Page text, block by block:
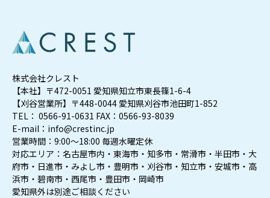
株式会社クレスト
【本社】〒472-0051 愛知県知立市東長篠1-6-4
【刈谷営業所】〒448-0044 愛知県刈谷市池田町1-852
TEL： 0566-91-0631 FAX：0566-93-8039
E-mail：info@crestinc.jp
営業時間：9:00～18:00 毎週水曜定休
対応エリア：名古屋市内・東海市・知多市・常滑市・半田市・大
府市・日進市・みよし市・豊明市・刈谷市・知立市・安城市・高
浜市・碧南市・西尾市・豊田市・岡崎市
愛知県外は別途ご相談ください